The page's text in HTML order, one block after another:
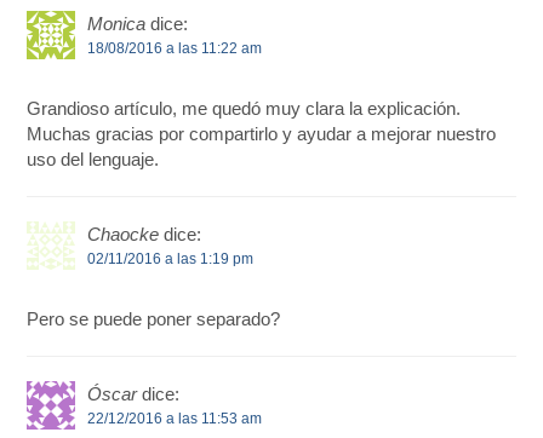
Monica dice:
18/08/2016 a las 11:22 am
Grandioso artículo, me quedó muy clara la explicación.
Muchas gracias por compartirlo y ayudar a mejorar nuestro
uso del lenguaje.
Chaocke dice:
02/11/2016 a las 1:19 pm
Pero se puede poner separado?
Óscar dice:
22/12/2016 a las 11:53 am